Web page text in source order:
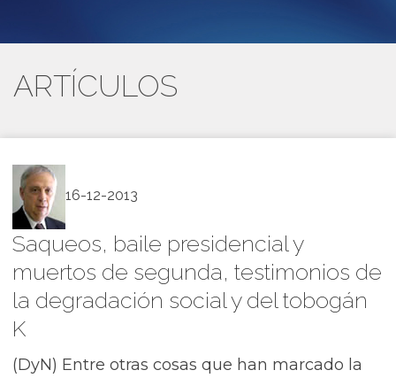
ARTÍCULOS
16-12-2013
Saqueos, baile presidencial y
muertos de segunda, testimonios de
la degradación social y del tobogán
K
(DyN) Entre otras cosas que han marcado la